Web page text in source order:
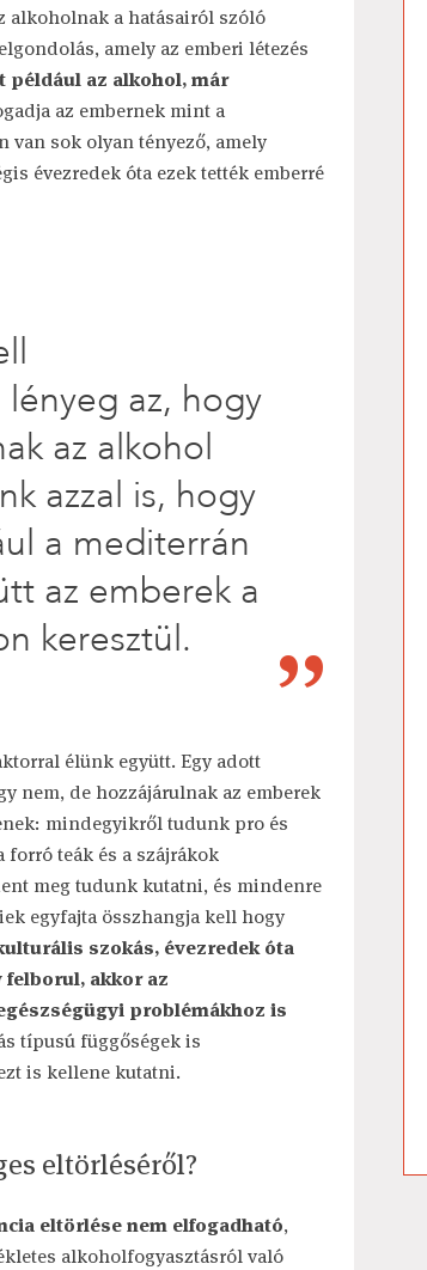
alkoholnak a hatásairól szóló
amely az emberi létezés
például az alkohol, már
az embernek mint a
van sok olyan tényező, amely
évezredek óta ezek tették emberré
az, hogy
az alkohol
azzal is, hogy
a mediterrán
az emberek a
keresztül.
élünk együtt. Egy adott
nem, de hozzájárulnak az emberek
mindegyikről tudunk pro és
teák és a szájrákok
meg tudunk kutatni, és mindenre
egyfajta összhangja kell hogy
szokás, évezredek óta
felborul, akkor az
problémákhoz is
típusú függőségek is
is kellene kutatni.
eltörléséről?
eltörlése nem elfogadható,
alkoholfogyasztásról való